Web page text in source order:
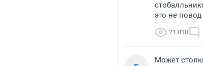
это не
21 810
Может